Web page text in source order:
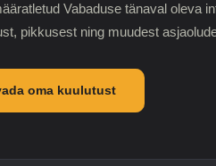
Vabaduse tänaval oleva
pikkusest ning muudest
oma kuulutust